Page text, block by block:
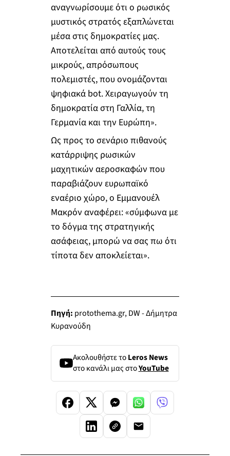
αναγνωρίσουμε ότι ο ρωσικός
μυστικός στρατός εξαπλώνεται
μέσα στις δημοκρατίες μας.
Αποτελείται από αυτούς τους
μικρούς, απρόσωπους
πολεμιστές, που ονομάζονται
ψηφιακά bot. Χειραγωγούν τη
δημοκρατία στη Γαλλία, τη
Γερμανία και την Ευρώπη».
Ως προς το σενάριο πιθανούς
κατάρριψης ρωσικών
μαχητικών αεροσκαφών που
παραβιάζουν ευρωπαϊκό
εναέριο χώρο, ο Εμμανουέλ
Μακρόν αναφέρει: «σύμφωνα με
το δόγμα της στρατηγικής
ασάφειας, μπορώ να σας πω ότι
τίποτα δεν αποκλείεται».
Πηγή: protothema.gr, DW - Δήμητρα
Κυρανούδη
Ακολουθήστε τοLeros News
στο κανάλι μας στοYouTube